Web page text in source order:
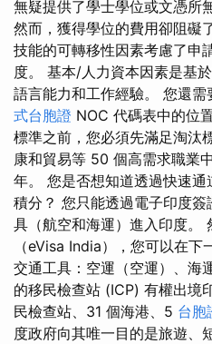
無疑提供了學士學位或文憑所
然而，獲得學位的費用卻阻礙
技能的可轉移性因素考慮了申
度。 基本/人力資本因素是基
語言能​​力和工作經驗。 您還
式台胞證 NO​​C 代碼表中的位
標準之前，您必須先滿足淘汰
康和貿易等 50 個高需求職業
年。 您是否想知道透過快速
積分？ 您只能透過電子印度
具（航空和海運）進入印度。
（eVisa India），您可以在
交通工具：空運（空運）、海
的移民檢查站 (ICP) 有權出境
民檢查站、31 個海港、5 台胞
度政府向其唯一目的是旅遊、